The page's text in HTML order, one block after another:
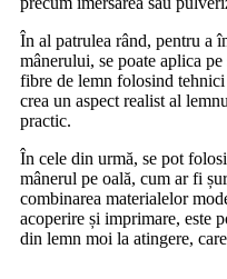
În al patrulea rând, pentru a
mânerului, se poate aplica
fibre de lemn folosind
crea un aspect realist al
practic.
În cele din urmă, se pot
mânerul pe oală, cum ar fi
combinarea materialelor
acoperire și imprimare, este
din lemn moi la atingere,